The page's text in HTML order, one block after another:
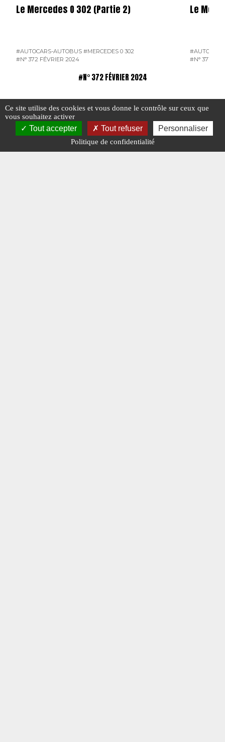
Le Mercedes O 302 (Partie 2)
#AUTOCARS-AUTOBUS #MERCEDES 0 302
#N° 372 FÉVRIER 2024
Le
#N° 371
#N° 372 FÉVRIER 2024
Ce site utilise des cookies et vous donne le contrôle sur ceux que
vous souhaitez activer
Tout accepter Tout refuser Personnaliser
Politique de confidentialité